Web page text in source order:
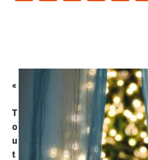
«
T
o
u
t